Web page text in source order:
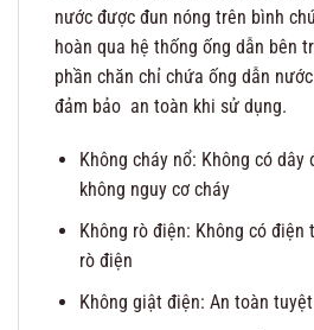
nước được đun nóng trên bình
hoàn qua hệ thống ống dẫn bên
phần chăn chỉ chứa ống dẫn
đảm bảo an toàn khi sử dụng.
Không cháy nổ: Không có dây
không nguy cơ cháy
Không rò điện: Không có điện
rò điện
Không giật điện: An toàn